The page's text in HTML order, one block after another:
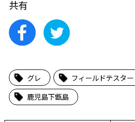
共有
グレ フィールドテスター
鹿児島下甑島